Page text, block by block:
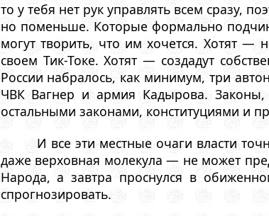
то у тебя нет рук управлять всем сразу,
но поменьше. Которые формально
могут творить, что им хочется. Хотят —
своем Тик-Токе. Хотят — создадут
России набралось, как минимум, три
ЧВК Вагнер и армия Кадырова. Законы,
остальными законами, конституциями и
И все эти местные очаги власти
даже верховная молекула — не может
Народа, а завтра проснулся в
спрогнозировать.